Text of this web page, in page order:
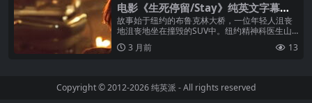
电影《生死停留/Stay》纯英文字幕高
清MP4下载
故事始于纽约的布鲁克林大桥，一位年轻人沮丧
地沮丧地坐在撞毁的SUV中。纽约精神科医生山
姆·佛斯特新近接收了一个麻烦的青年病人亨利·莱
瑟姆，这个病人声称要在生日那...
3 月前 13
Copyright © 2012-2026纯英派 - All rights reserved